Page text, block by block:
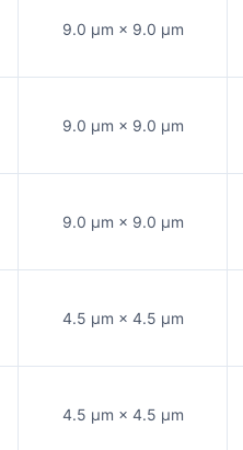
9.0 µm × 9.0 µm
9.0 µm × 9.0 µm
9.0 µm × 9.0 µm
4.5 µm × 4.5 µm
4.5 µm × 4.5 µm